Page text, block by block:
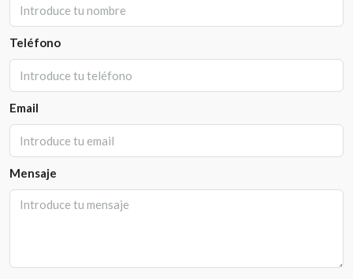
Teléfono
Email
Mensaje